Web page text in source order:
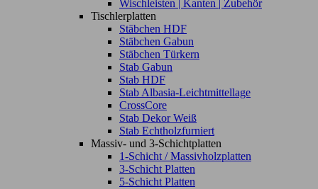
Wischleisten | Kanten | Zubehör
Tischlerplatten
Stäbchen HDF
Stäbchen Gabun
Stäbchen Türkern
Stab Gabun
Stab HDF
Stab Albasia-Leichtmittellage
CrossCore
Stab Dekor Weiß
Stab Echtholzfurniert
Massiv- und 3-Schichtplatten
1-Schicht / Massivholzplatten
3-Schicht Platten
5-Schicht Platten